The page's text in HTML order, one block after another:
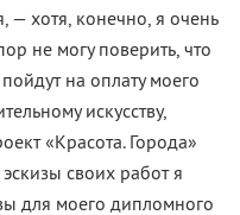
хотя, конечно, я очень
не могу поверить, что
на оплату моего
искусству,
«Красота. Города»
своих работ я
для моего дипломного